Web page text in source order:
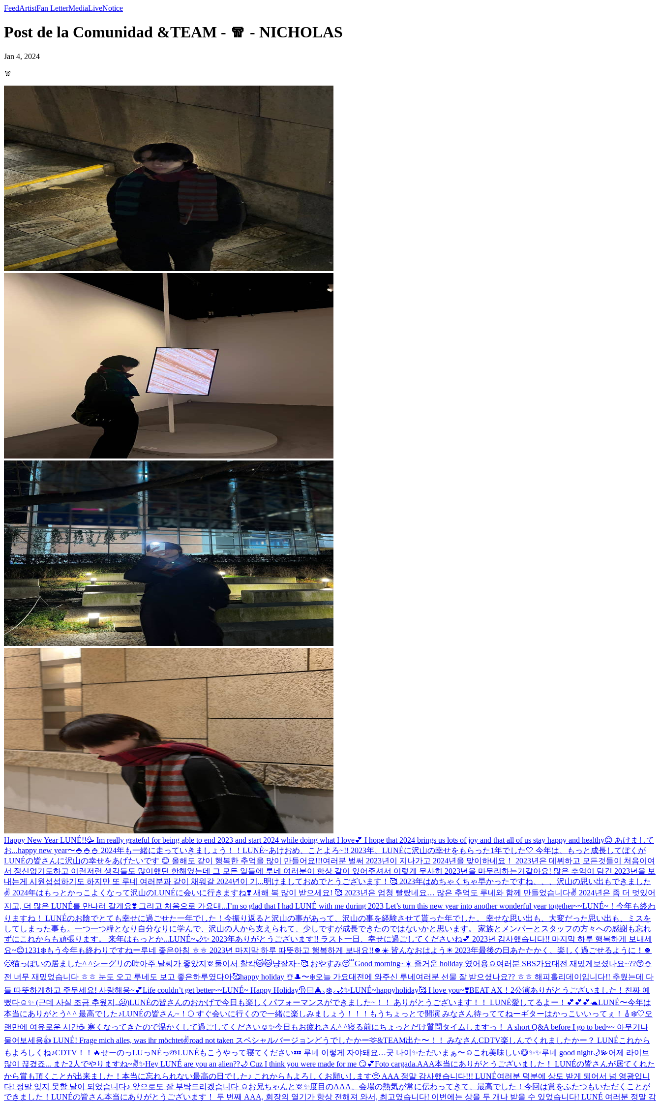
FeedArtistFan LetterMediaLiveNotice
Post de la Comunidad &TEAM - 🧣 - NICHOLAS
Jan 4, 2024
🧣
Happy New Year LUNÉ!!🥳 Im really grateful for being able to end 2023 and start 2024 while doing what I love💕 I hope that 2024 brings us lots of joy and that all of us stay happy and healthy😊 あけまして
お...happy new year〜🍚🍚🍚 2024年も一緒に走っていきましょう！！ LUNÉ~あけおめ、ことよろ~!! 2023年、LUNÉに沢山の幸せをもらった1年でした🤍 今年は、もっと成長してぼくが
LUNÉの皆さんに沢山の幸せをあげたいです 😊 올해도 같이 행복한 추억을 많이 만들어요!!!여러분 벌써 2023년이 지나가고 2024년을 맞이하네요！ 2023년은 데뷔하고 모든것들이 처음이여
서 정신없기도하고 이런저런 생각들도 많이했던 한해였는데 그 모든 일들에 루네 여러분이 항상 같이 있어주셔서 이렇게 무사히 2023년을 마무리하는거같아요! 많은 추억이 담긴 2023년을 보
내는게 시원섭섭하기도 하지만 또 루네 여러분과 같이 채워갈 2024년이 기...明けましておめでとうございます！🥰 2023年はめちゃくちゃ早かったですね、、、沢山の思い出もできました
✌️ 2024年はもっとかっこよくなって沢山のLUNÉに会いに行きますね❣️ 새해 복 많이 받으세요! 🥰 2023년은 엄청 빨랐네요… 많은 추억도 루네와 함께 만들었습니다✌️ 2024년은 좀 더 멋있어
지고, 더 많은 LUNÉ를 만나러 갈게요❣️ 그리고 처음으로 가요대...I’m so glad that I had LUNÉ with me during 2023 Let’s turn this new year into another wonderful year together~~LUNÉ~！今年も終わ
りますね！ LUNÉのお陰でとても幸せに過ごせた一年でした！今振り返ると沢山の事があって、沢山の事を経験させて貰った年でした。 幸せな思い出も、大変だった思い出も、ミスを
してしまった事も。一つ一つ糧となり自分なりに学んで、沢山の人から支えられて、少しですが成長できたのではないかと思います。 家族とメンバーとスタッフの方々への感謝も忘れ
ずにこれからも頑張ります。 来年はもっとか...LUNÉ~🌙✨️ 2023年ありがとうございます!! ラスト一日、幸せに過ごしてくださいね💕︎ 2023년 감사했습니다!! 마지막 하루 행복하게 보내세
요~😊1231❄️もう今年も終わりですねー루네 좋은아침 ㅎㅎ 2023년 마지막 하루 따뜻하고 행복하게 보내요!!🍀☀️ 皆んなおはよう☀ 2023年最後の日あたたかく、楽しく過ごせるように！🍀
😊猫っぽいの居ました^ ^シーグリの時아주 날씨가 좋았지🫶둘이서 찰칵🐱🐱냥잘자~🥰 おやすみ😴Good morning~☀️ 즐거운 holiday 였어용☺️ 여러분 SBS가요대전 재밌게보셨나요~??😙⛄️
전 너무 재밌었습니다 ㅎㅎ 눈도 오고 루네도 보고 좋은하루였다아🥰happy holiday ☃️🎩〜❄️오늘 가요대전에 와주신 루네여러분 선물 잘 받으셨나요?? ㅎㅎ 해피홀리데이입니다!! 추웠는데 다
들 따뜻하게하고 주무세요! 사랑해용~💕Life couldn’t get better~~LUNÉ~ Happy Holiday🎅🏻🎄⸜❄️⸝🌙✨LUNÉ~happyholiday🥰 I love you~❣️BEAT AX！2公演ありがとうございました！ 친짜 예
뻤다☺️✨ (근데 사실 조금 추웠지..🥶)LUNÉの皆さんのおかげで今日も楽しくパフォーマンスができました~！！ ありがとうございます！！ LUNÉ愛してるよー！💕💕💕🐢LUNÉ〜今年は
本当にありがとう^ ^ 最高でした♪LUNÉの皆さん~！🌕 すぐ会いに行くので一緒に楽しみましょう！！！ もうちょっとで開演 みなさん待っててねーギターはかっこいいってぇ！🎸 ❄️🤍 오
랜만에 여유로운 시간☕️ 寒くなってきたので温かくして過ごしてください☺️✨今日もお疲れさん^ ^寝る前にちょっとだけ質問タイムしますっ！ A short Q&A before I go to bed~~ 아무거나
물어보세용👍 LUNÉ! Frage mich alles, was ihr möchtet✌️road not taken スペシャルバージョンどうでしたかー🫶&TEAM出た〜！！ みなさんCDTV楽しんでくれましたかー？ LUNÉこれから
もよろしくね♪CDTV！！🔥せーのっLUっNÉっ🤲LUNÉもこうやって寝てください💤 루네 이렇게 자야돼요…굿 나이✨ただいまぁ〜☺️ これ美味しい😋✨✨루네 good night🌙💫어제 라이브
많이 끊겼죠... また2人でやりますね~✌️✨Hey LUNÉ are you an alien??🌙 Cuz I think you were made for me 😏💕Foto cargada.AAA本当にありがとうございました！ LUNÉの皆さんが居てくれた
から賞も頂くことが出来ました！本当に忘れられない最高の日でした♪ これからもよろしくお願いします🥺 AAA 정말 감사했습니다!!! LUNÉ여러분 덕분에 상도 받게 되어서 넘 영광입니
다! 정말 잊지 못할 날이 되었습니다♪ 앞으로도 잘 부탁드리겠습니다 ☺️ お兄ちゃんと🫶✨度目のAAA、会場の熱気が常に伝わってきて、最高でした！今回は賞をふたつもいただくことが
できました！LUNÉの皆さん本当にありがとうございます！ 두 번째 AAA, 회장의 열기가 항상 전해져 와서, 최고였습니다! 이번에는 상을 두 개나 받을 수 있었습니다! LUNÉ 여러분 정말 감